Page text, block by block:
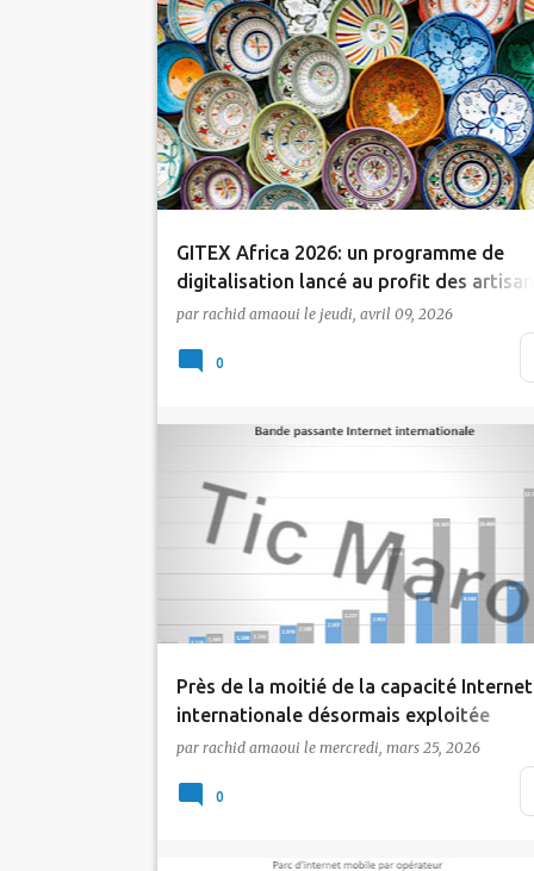
GITEX Africa 2026: un programme de
digitalisation lancé au profit des artisans
marocains
En marge du GITEX Africa Morocco, dont
Marrakech, …
par rachid amaoui le jeudi, avril 09, 2026
Actualité GITEX AFRICA Tic Maroc
0
Près de la moitié de la capacité Internet
internationale désormais exploitée
passante Internet internationale au Maroc
par rachid amaoui le mercredi, mars 25, 2026
0